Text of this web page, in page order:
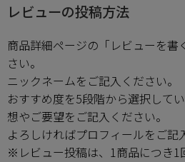
新商品
再入荷商品
アウトレット
レビューの投稿方法
商品詳細ページの「レビューを書
さい。
ニックネームをご記入ください。
おすすめ度を5段階から選択して
想やご要望をご記入ください。
よろしければプロフィールをご記
※レビュー投稿は、1商品につき1